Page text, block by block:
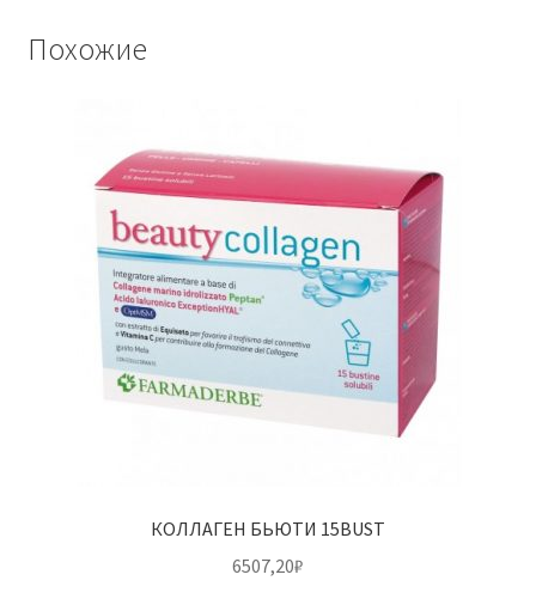
Похожие
КОЛЛАГЕН БЬЮТИ 15BUST
6507,20₽